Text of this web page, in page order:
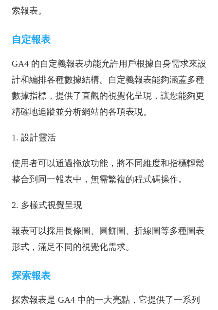
索報表。
自定報表
GA4 的自定義報表功能允許用戶根據自身需求來設
計和編排各種數據結構。自定義報表能夠涵蓋多種
數據指標，提供了直觀的視覺化呈現，讓您能夠更
精確地追蹤並分析網站的各項表現。
1. 設計靈活
使用者可以通過拖放功能，將不同維度和指標輕鬆
整合到同一報表中，無需繁複的程式碼操作。
2. 多樣式視覺呈現
報表可以採用長條圖、圓餅圖、折線圖等多種圖表
形式，滿足不同的視覺化需求。
探索報表
探索報表是 GA4 中的一大亮點，它提供了一系列